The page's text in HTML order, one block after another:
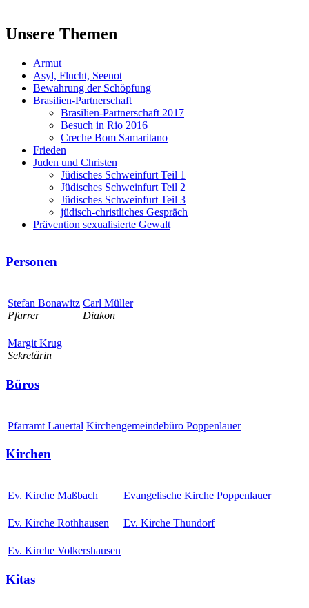
Unsere Themen
Armut
Asyl, Flucht, Seenot
Bewahrung der Schöpfung
Brasilien-Partnerschaft
Brasilien-Partnerschaft 2017
Besuch in Rio 2016
Creche Bom Samaritano
Frieden
Juden und Christen
Jüdisches Schweinfurt Teil 1
Jüdisches Schweinfurt Teil 2
Jüdisches Schweinfurt Teil 3
jüdisch-christliches Gespräch
Prävention sexualisierte Gewalt
Personen
Stefan Bonawitz
Pfarrer
Carl Müller
Diakon
Margit Krug
Sekretärin
Büros
Pfarramt Lauertal Kirchengemeindebüro Poppenlauer
Kirchen
Ev. Kirche Maßbach Evangelische Kirche Poppenlauer
Ev. Kirche Rothhausen Ev. Kirche Thundorf
Ev. Kirche Volkershausen
Kitas